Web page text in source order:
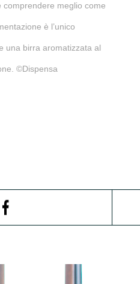
comprendere meglio come
è l’unico
una birra aromatizzata al
©Dispensa